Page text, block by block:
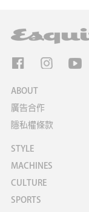
ABOUT
廣告合作
隱私權條款
STYLE
MACHINES
CULTURE
SPORTS